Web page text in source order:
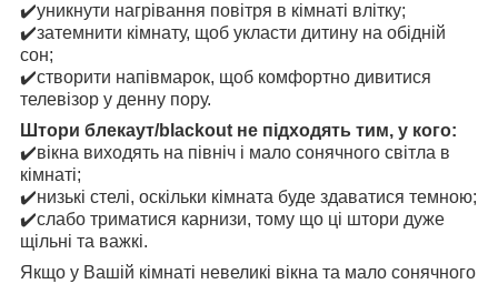
✔️уникнути нагрівання повітря в кімнаті влітку;
✔️затемнити кімнату, щоб укласти дитину на обідній
сон;
✔️створити напівмарок, щоб комфортно дивитися
телевізор у денну пору.
Штори блекаут/blackout не підходять тим, у кого:
✔️вікна виходять на північ і мало сонячного світла в
кімнаті;
✔️низькі стелі, оскільки кімната буде здаватися темною;
✔️слабо триматися карнизи, тому що ці штори дуже
щільні та важкі.
Якщо у Вашій кімнаті невеликі вікна та мало сонячного